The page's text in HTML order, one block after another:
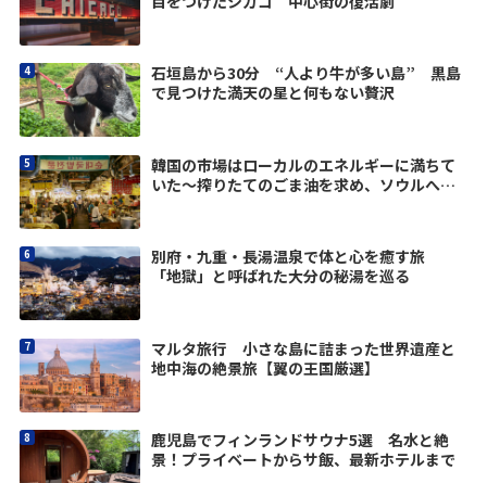
石垣島から30分 “人より牛が多い島” 黒島
で見つけた満天の星と何もない贅沢
韓国の市場はローカルのエネルギーに満ちて
いた～搾りたてのごま油を求め、ソウルへ
別府・九重・長湯温泉で体と心を癒す旅
「地獄」と呼ばれた大分の秘湯を巡る
マルタ旅行 小さな島に詰まった世界遺産と
地中海の絶景旅【翼の王国厳選】
鹿児島でフィンランドサウナ5選 名水と絶
景！プライベートからサ飯、最新ホテルまで